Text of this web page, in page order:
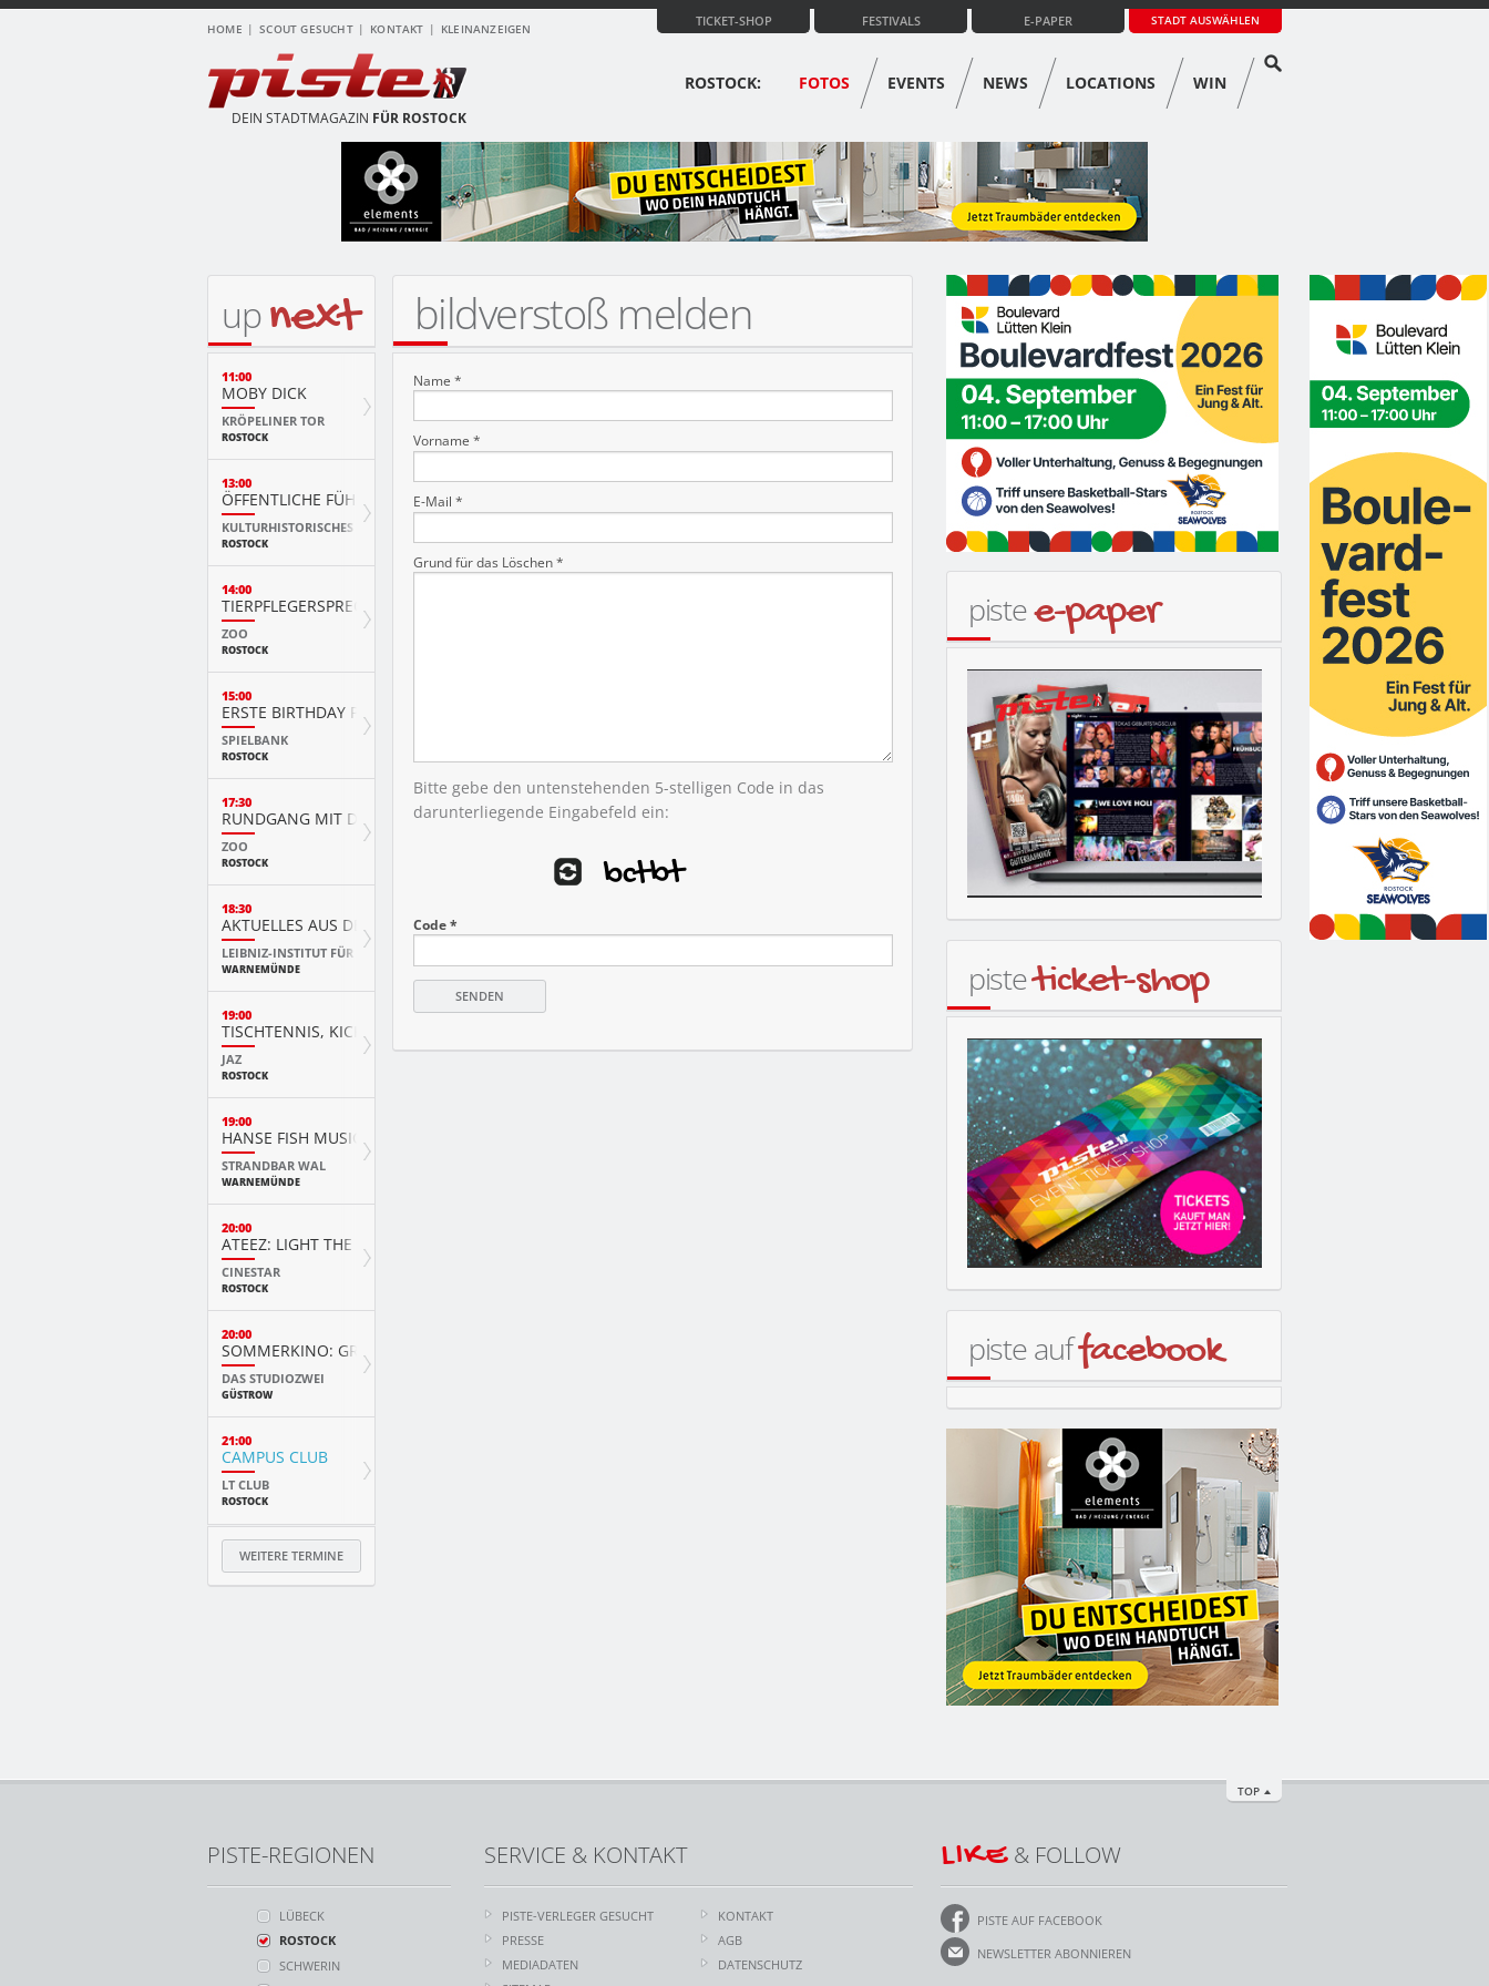
HOME SCOUT GESUCHT KONTAKT KLEINANZEIGEN
STADT AUSWÄHLEN
E-PAPER
FESTIVALS
TICKET-SHOP
DEIN STADTMAGAZIN FÜR ROSTOCK
ROSTOCK: FOTOS EVENTS NEWS LOCATIONS WIN
bildverstoß melden
Name *
Vorname *
E-Mail *
Grund für das Löschen *
Bitte gebe den untenstehenden 5-stelligen Code in das
darunterliegende Eingabefeld ein:
Code *
upnext
11:00
MOBY DICK
KRÖPELINER TOR
ROSTOCK
13:00
ÖFFENTLICHE FÜHRUNG
KULTURHISTORISCHES MUSEUM
ROSTOCK
14:00
TIERPFLEGERSPRECHSTUNDE
ZOO
ROSTOCK
15:00
ERSTE BIRTHDAY PARTY
SPIELBANK
ROSTOCK
17:30
RUNDGANG MIT DEM NACHTWÄCHTER
ZOO
ROSTOCK
18:30
AKTUELLES AUS DER FORSCHUNG
LEIBNIZ-INSTITUT FÜR OSTSEEFORSCHUNG
WARNEMÜNDE
19:00
TISCHTENNIS, KICKER & DARTS
JAZ
ROSTOCK
19:00
HANSE FISH MUSIC VIDEO AWARD
STRANDBAR WAL
WARNEMÜNDE
20:00
ATEEZ: LIGHT THE WAY IN CINEMAS (OMU)
CINESTAR
ROSTOCK
20:00
SOMMERKINO: GREATEST SHOWMAN
DAS STUDIOZWEI
GÜSTROW
21:00
CAMPUS CLUB
LT CLUB
ROSTOCK
WEITERE TERMINE
pistee-paper
pisteticket-shop
piste auffacebook
TOP
PISTE-REGIONEN
LÜBECK
ROSTOCK
SCHWERIN
SERVICE & KONTAKT
PISTE-VERLEGER GESUCHT
PRESSE
MEDIADATEN
KONTAKT
AGB
DATENSCHUTZ
LIKE& FOLLOW
PISTE AUF FACEBOOK
NEWSLETTER ABONNIEREN